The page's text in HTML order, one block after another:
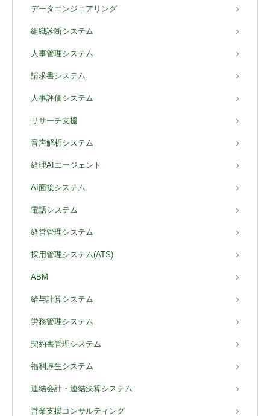
データエンジニアリング
組織診断システム
人事管理システム
請求書システム
人事評価システム
リサーチ支援
音声解析システム
経理AIエージェント
AI面接システム
電話システム
経営管理システム
採用管理システム(ATS)
ABM
給与計算システム
労務管理システム
契約書管理システム
福利厚生システム
連結会計・連結決算システム
営業支援コンサルティング